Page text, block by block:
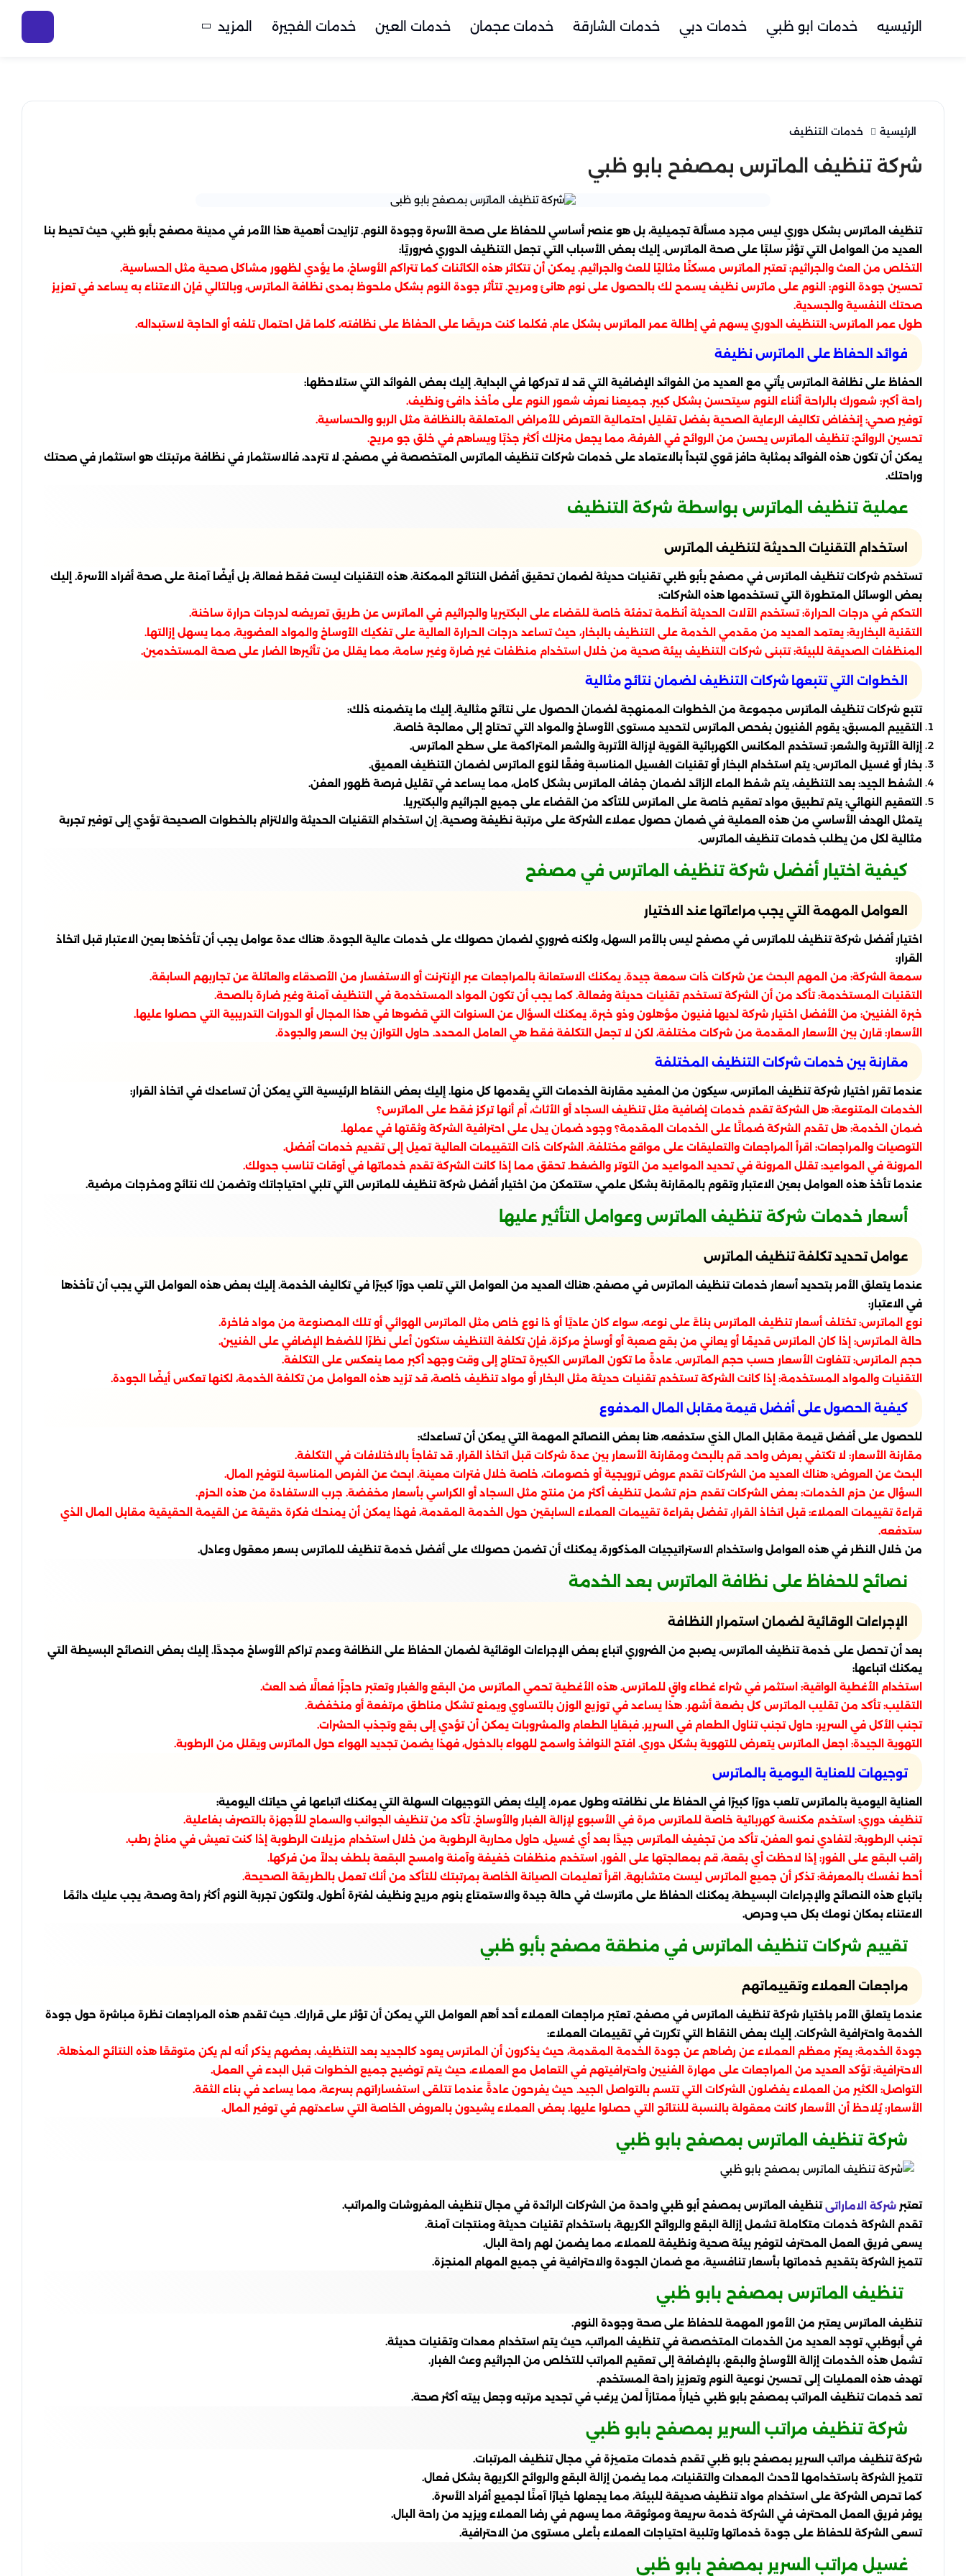
الرئيسيه خدمات ابو ظبي خدمات دبي خدمات الشارقة خدمات عجمان خدمات العين خدمات الفجيرة المزيد
الرئيسية خدمات التنظيف
شركة تنظيف الماترس بمصفح بابو ظبي
تنظيف الماترس بشكل دوري ليس مجرد مسألة تجميلية، بل هو عنصر أساسي للحفاظ على صحة الأسرة وجودة النوم. تزايدت أهمية هذا الأمر في مدينة مصفح بأبو ظبي، حيث تحيط بنا
العديد من العوامل التي تؤثر سلبًا على صحة الماترس. إليك بعض الأسباب التي تجعل التنظيف الدوري ضروريًا:
التخلص من العث والجراثيم: تعتبر الماترس مسكنًا مثاليًا للعث والجراثيم. يمكن أن تتكاثر هذه الكائنات كما تتراكم الأوساخ، ما يؤدي لظهور مشاكل صحية مثل الحساسية.
تحسين جودة النوم: النوم على ماترس نظيف يسمح لك بالحصول على نوم هانئ ومريح. تتأثر جودة النوم بشكل ملحوظ بمدى نظافة الماترس، وبالتالي فإن الاعتناء به يساعد في تعزيز
صحتك النفسية والجسدية.
طول عمر الماترس: التنظيف الدوري يسهم في إطالة عمر الماترس بشكل عام. فكلما كنت حريصًا على الحفاظ على نظافته، كلما قل احتمال تلفه أو الحاجة لاستبداله.
فوائد الحفاظ على الماترس نظيفة
الحفاظ على نظافة الماترس يأتي مع العديد من الفوائد الإضافية التي قد لا تدركها في البداية. إليك بعض الفوائد التي ستلاحظها:
راحة أكبر: شعورك بالراحة أثناء النوم سيتحسن بشكل كبير. جميعنا نعرف شعور النوم على مأخذ دافئ ونظيف.
توفير صحي: إنخفاض تكاليف الرعاية الصحية بفضل تقليل احتمالية التعرض للأمراض المتعلقة بالنظافة مثل الربو والحساسية.
تحسين الروائح: تنظيف الماترس يحسن من الروائح في الغرفة، مما يجعل منزلك أكثر جذبًا ويساهم في خلق جو مريح.
يمكن أن تكون هذه الفوائد بمثابة حافز قوي لتبدأ بالاعتماد على خدمات شركات تنظيف الماترس المتخصصة في مصفح. لا تتردد، فالاستثمار في نظافة مرتبتك هو استثمار في صحتك
وراحتك.
عملية تنظيف الماترس بواسطة شركة التنظيف
استخدام التقنيات الحديثة لتنظيف الماترس
تستخدم شركات تنظيف الماترس في مصفح بأبو ظبي تقنيات حديثة لضمان تحقيق أفضل النتائج الممكنة. هذه التقنيات ليست فقط فعالة، بل أيضًا آمنة على صحة أفراد الأسرة. إليك
بعض الوسائل المتطورة التي تستخدمها هذه الشركات:
التحكم في درجات الحرارة: تستخدم الآلات الحديثة أنظمة تدفئة خاصة للقضاء على البكتيريا والجراثيم في الماترس عن طريق تعريضه لدرجات حرارة ساخنة.
التقنية البخارية: يعتمد العديد من مقدمي الخدمة على التنظيف بالبخار، حيث تساعد درجات الحرارة العالية على تفكيك الأوساخ والمواد العضوية، مما يسهل إزالتها.
المنظفات الصديقة للبيئة: تتبنى شركات التنظيف بيئة صحية من خلال استخدام منظفات غير ضارة وغير سامة، مما يقلل من تأثيرها الضار على صحة المستخدمين.
الخطوات التي تتبعها شركات التنظيف لضمان نتائج مثالية
تتبع شركات تنظيف الماترس مجموعة من الخطوات الممنهجة لضمان الحصول على نتائج مثالية. إليك ما يتضمنه ذلك:
التقييم المسبق: يقوم الفنيون بفحص الماترس لتحديد مستوى الأوساخ والمواد التي تحتاج إلى معالجة خاصة.
إزالة الأتربة والشعر: تستخدم المكانس الكهربائية القوية لإزالة الأتربة والشعر المتراكمة على سطح الماترس.
بخار أو غسيل الماترس: يتم استخدام البخار أو تقنيات الغسيل المناسبة وفقًا لنوع الماترس لضمان التنظيف العميق.
الشفط الجيد: بعد التنظيف، يتم شفط الماء الزائد لضمان جفاف الماترس بشكل كامل، مما يساعد في تقليل فرصة ظهور العفن.
التعقيم النهائي: يتم تطبيق مواد تعقيم خاصة على الماترس للتأكد من القضاء على جميع الجراثيم والبكتيريا.
يتمثل الهدف الأساسي من هذه العملية في ضمان حصول عملاء الشركة على مرتبة نظيفة وصحية. إن استخدام التقنيات الحديثة والالتزام بالخطوات الصحيحة تؤدي إلى توفير تجربة
مثالية لكل من يطلب خدمات تنظيف الماترس.
كيفية اختيار أفضل شركة تنظيف الماترس في مصفح
العوامل المهمة التي يجب مراعاتها عند الاختيار
اختيار أفضل شركة تنظيف للماترس في مصفح ليس بالأمر السهل، ولكنه ضروري لضمان حصولك على خدمات عالية الجودة. هناك عدة عوامل يجب أن تأخذها بعين الاعتبار قبل اتخاذ
القرار:
سمعة الشركة: من المهم البحث عن شركات ذات سمعة جيدة. يمكنك الاستعانة بالمراجعات عبر الإنترنت أو الاستفسار من الأصدقاء والعائلة عن تجاربهم السابقة.
التقنيات المستخدمة: تأكد من أن الشركة تستخدم تقنيات حديثة وفعالة. كما يجب أن تكون المواد المستخدمة في التنظيف آمنة وغير ضارة بالصحة.
خبرة الفنيين: من الأفضل اختيار شركة لديها فنيون مؤهلون وذو خبرة. يمكنك السؤال عن السنوات التي قضوها في هذا المجال أو الدورات التدريبية التي حصلوا عليها.
الأسعار: قارن بين الأسعار المقدمة من شركات مختلفة، لكن لا تجعل التكلفة فقط هي العامل المحدد. حاول التوازن بين السعر والجودة.
مقارنة بين خدمات شركات التنظيف المختلفة
عندما تقرر اختيار شركة تنظيف الماترس، سيكون من المفيد مقارنة الخدمات التي يقدمها كل منها. إليك بعض النقاط الرئيسية التي يمكن أن تساعدك في اتخاذ القرار:
الخدمات المتنوعة: هل الشركة تقدم خدمات إضافية مثل تنظيف السجاد أو الأثاث، أم أنها تركز فقط على الماترس؟
ضمان الخدمة: هل تقدم الشركة ضمانًا على الخدمات المقدمة؟ وجود ضمان يدل على احترافية الشركة وثقتها في عملها.
التوصيات والمراجعات: اقرأ المراجعات والتعليقات على مواقع مختلفة. الشركات ذات التقييمات العالية تميل إلى تقديم خدمات أفضل.
المرونة في المواعيد: تقلل المرونة في تحديد المواعيد من التوتر والضغط. تحقق مما إذا كانت الشركة تقدم خدماتها في أوقات تناسب جدولك.
عندما تأخذ هذه العوامل بعين الاعتبار وتقوم بالمقارنة بشكل علمي، ستتمكن من اختيار أفضل شركة تنظيف للماترس التي تلبي احتياجاتك وتضمن لك نتائج ومخرجات مرضية.
أسعار خدمات شركة تنظيف الماترس وعوامل التأثير عليها
عوامل تحديد تكلفة تنظيف الماترس
عندما يتعلق الأمر بتحديد أسعار خدمات تنظيف الماترس في مصفح، هناك العديد من العوامل التي تلعب دورًا كبيرًا في تكاليف الخدمة. إليك بعض هذه العوامل التي يجب أن تأخذها
في الاعتبار:
نوع الماترس: تختلف أسعار تنظيف الماترس بناءً على نوعه، سواء كان عاديًا أو ذا نوع خاص مثل الماترس الهوائي أو تلك المصنوعة من مواد فاخرة.
حالة الماترس: إذا كان الماترس قديمًا أو يعاني من بقع صعبة أو أوساخ مركزة، فإن تكلفة التنظيف ستكون أعلى نظرًا للضغط الإضافي على الفنيين.
حجم الماترس: تتفاوت الأسعار حسب حجم الماترس. عادةً ما تكون الماترس الكبيرة تحتاج إلى وقت وجهد أكبر مما ينعكس على التكلفة.
التقنيات والمواد المستخدمة: إذا كانت الشركة تستخدم تقنيات حديثة مثل البخار أو مواد تنظيف خاصة، قد تزيد هذه العوامل من تكلفة الخدمة، لكنها تعكس أيضًا الجودة.
كيفية الحصول على أفضل قيمة مقابل المال المدفوع
للحصول على أفضل قيمة مقابل المال الذي ستدفعه، هنا بعض النصائح المهمة التي يمكن أن تساعدك:
مقارنة الأسعار: لا تكتفي بعرض واحد. قم بالبحث ومقارنة الأسعار بين عدة شركات قبل اتخاذ القرار. قد تفاجأ بالاختلافات في التكلفة.
البحث عن العروض: هناك العديد من الشركات تقدم عروض ترويجية أو خصومات، خاصة خلال فترات معينة. ابحث عن الفرص المناسبة لتوفير المال.
السؤال عن حزم الخدمات: بعض الشركات تقدم حزم تشمل تنظيف أكثر من منتج مثل السجاد أو الكراسي بأسعار مخفضة. جرب الاستفادة من هذه الحزم.
قراءة تقييمات العملاء: قبل اتخاذ القرار، تفضل بقراءة تقييمات العملاء السابقين حول الخدمة المقدمة، فهذا يمكن أن يمنحك فكرة دقيقة عن القيمة الحقيقية مقابل المال الذي
ستدفعه.
من خلال النظر في هذه العوامل واستخدام الاستراتيجيات المذكورة، يمكنك أن تضمن حصولك على أفضل خدمة تنظيف للماترس بسعر معقول وعادل.
نصائح للحفاظ على نظافة الماترس بعد الخدمة
الإجراءات الوقائية لضمان استمرار النظافة
بعد أن تحصل على خدمة تنظيف الماترس، يصبح من الضروري اتباع بعض الإجراءات الوقائية لضمان الحفاظ على النظافة وعدم تراكم الأوساخ مجددًا. إليك بعض النصائح البسيطة التي
يمكنك اتباعها:
استخدام الأغطية الواقية: استثمر في شراء غطاء واقٍ للماترس. هذه الأغطية تحمي الماترس من البقع والغبار وتعتبر حاجزًا فعالًا ضد العث.
التقليب: تأكد من تقليب الماترس كل بضعة أشهر. هذا يساعد في توزيع الوزن بالتساوي ويمنع تشكل مناطق مرتفعة أو منخفضة.
تجنب الأكل في السرير: حاول تجنب تناول الطعام في السرير. فبقايا الطعام والمشروبات يمكن أن تؤدي إلى بقع وتجذب الحشرات.
التهوية الجيدة: اجعل الماترس يتعرض للتهوية بشكل دوري. افتح النوافذ واسمح للهواء بالدخول، فهذا يضمن تجديد الهواء حول الماترس ويقلل من الرطوبة.
توجيهات للعناية اليومية بالماترس
العناية اليومية بالماترس تلعب دورًا كبيرًا في الحفاظ على نظافته وطول عمره. إليك بعض التوجيهات السهلة التي يمكنك اتباعها في حياتك اليومية:
تنظيف دوري: استخدم مكنسة كهربائية خاصة للماترس مرة في الأسبوع لإزالة الغبار والأوساخ. تأكد من تنظيف الجوانب والسماح للأجهزة بالتصرف بفاعلية.
تجنب الرطوبة: لتفادي نمو العفن، تأكد من تجفيف الماترس جيدًا بعد أي غسيل. حاول محاربة الرطوبة من خلال استخدام مزيلات الرطوبة إذا كنت تعيش في مناخ رطب.
راقب البقع على الفور: إذا لاحظت أي بقعة، قم بمعالجتها على الفور. استخدم منظفات خفيفة وآمنة وامسح البقعة بلطف بدلاً من فركها.
أحط نفسك بالمعرفة: تذكر أن جميع الماترس ليست متشابهة. اقرأ تعليمات الصيانة الخاصة بمرتبتك للتأكد من أنك تعمل بالطريقة الصحيحة.
باتباع هذه النصائح والإجراءات البسيطة، يمكنك الحفاظ على ماترسك في حالة جيدة والاستمتاع بنوم مريح ونظيف لفترة أطول. ولتكون تجربة النوم أكثر راحة وصحة، يجب عليك دائمًا
الاعتناء بمكان نومك بكل حب وحرص.
تقييم شركات تنظيف الماترس في منطقة مصفح بأبو ظبي
مراجعات العملاء وتقييماتهم
عندما يتعلق الأمر باختيار شركة تنظيف الماترس في مصفح، تعتبر مراجعات العملاء أحد أهم العوامل التي يمكن أن تؤثر على قرارك. حيث تقدم هذه المراجعات نظرة مباشرة حول جودة
الخدمة واحترافية الشركات. إليك بعض النقاط التي تكررت في تقييمات العملاء:
جودة الخدمة: يعبّر معظم العملاء عن رضاهم عن جودة الخدمة المقدمة، حيث يذكرون أن الماترس يعود كالجديد بعد التنظيف. بعضهم يذكر أنه لم يكن متوقعًا هذه النتائج المذهلة.
الاحترافية: تؤكد العديد من المراجعات على مهارة الفنيين واحترافيتهم في التعامل مع العملاء، حيث يتم توضيح جميع الخطوات قبل البدء في العمل.
التواصل: الكثير من العملاء يفضلون الشركات التي تتسم بالتواصل الجيد. حيث يفرحون عادةً عندما تتلقى استفساراتهم بسرعة، مما يساعد في بناء الثقة.
الأسعار: يُلاحظ أن الأسعار كانت معقولة بالنسبة للنتائج التي حصلوا عليها. بعض العملاء يشيدون بالعروض الخاصة التي ساعدتهم في توفير المال.
شركة تنظيف الماترس بمصفح بابو ظبي
تعتبر شركة الاماراتىتنظيف الماترس بمصفح أبو ظبي واحدة من الشركات الرائدة في مجال تنظيف المفروشات والمراتب.
تقدم الشركة خدمات متكاملة تشمل إزالة البقع والروائح الكريهة، باستخدام تقنيات حديثة ومنتجات آمنة.
يسعى فريق العمل المحترف لتوفير بيئة صحية ونظيفة للعملاء، مما يضمن لهم راحة البال.
تتميز الشركة بتقديم خدماتها بأسعار تنافسية، مع ضمان الجودة والاحترافية في جميع المهام المنجزة.
تنظيف الماترس بمصفح بابو ظبي
تنظيف الماترس يعتبر من الأمور المهمة للحفاظ على صحة وجودة النوم.
في أبوظبي، توجد العديد من الخدمات المتخصصة في تنظيف المراتب، حيث يتم استخدام معدات وتقنيات حديثة.
تشمل هذه الخدمات إزالة الأوساخ والبقع، بالإضافة إلى تعقيم المراتب للتخلص من الجراثيم وعث الغبار.
تهدف هذه العمليات إلى تحسين نوعية النوم وتعزيز راحة المستخدم.
تعد خدمات تنظيف المراتب بمصفح بابو ظبي خياراً ممتازاً لمن يرغب في تجديد مرتبه وجعل بيته أكثر صحة.
شركة تنظيف مراتب السرير بمصفح بابو ظبي
شركة تنظيف مراتب السرير بمصفح بابو ظبي تقدم خدمات متميزة في مجال تنظيف المرتبات.
تتميز الشركة باستخدامها لأحدث المعدات والتقنيات، مما يضمن إزالة البقع والروائح الكريهة بشكل فعال.
كما تحرص الشركة على استخدام مواد تنظيف صديقة للبيئة، مما يجعلها خيارًا آمنًا لجميع أفراد الأسرة.
يوفر فريق العمل المحترف في الشركة خدمة سريعة وموثوقة، مما يسهم في رضا العملاء ويزيد من راحة البال.
تسعى الشركة للحفاظ على جودة خدماتها وتلبية احتياجات العملاء بأعلى مستوى من الاحترافية.
غسيل مراتب السرير بمصفح بابو ظبي